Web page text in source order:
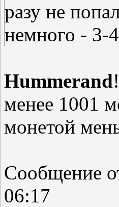
разу не
немного - 3-
Hummerand
менее 1001
монетой
Сообщение
06:17